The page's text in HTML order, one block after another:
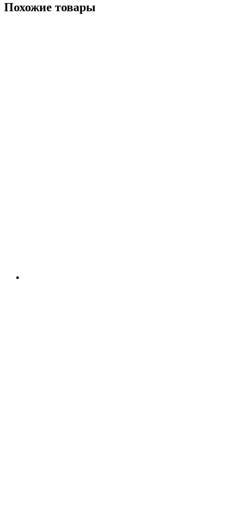
Похожие товары